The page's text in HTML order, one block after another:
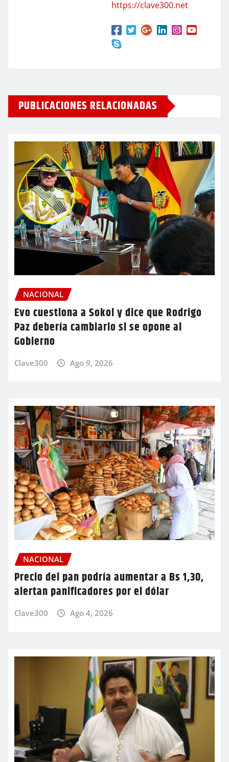
https://clave300.net
PUBLICACIONES RELACIONADAS
NACIONAL
Evo cuestiona a Sokol y dice que Rodrigo
Paz debería cambiarlo si se opone al
Gobierno
Clave300 Ago 9, 2026
NACIONAL
Precio del pan podría aumentar a Bs 1,30,
alertan panificadores por el dólar
Clave300 Ago 4, 2026